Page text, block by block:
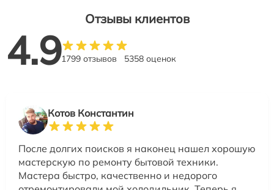
Отзывы клиентов
4.91799 отзывов 5358 оценок
Котов Константин
После долгих поисков я наконец нашел хорошую
мастерскую по ремонту бытовой техники.
Мастера быстро, качественно и недорого